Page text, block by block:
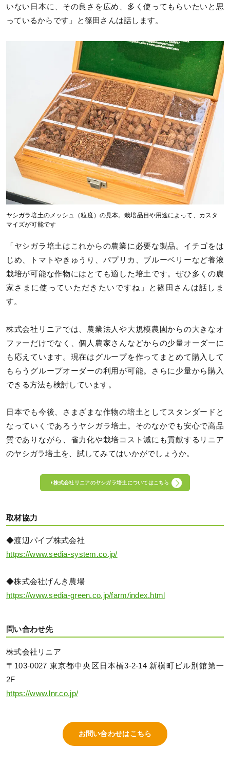
いない日本に、その良さを広め、多く使ってもらいたいと思
っているからです」と篠田さんは話します。
ヤシガラ培土のメッシュ（粒度）の見本。栽培品目や用途によって、カスタ
マイズが可能です
「ヤシガラ培土はこれからの農業に必要な製品。イチゴをは
じめ、トマトやきゅうり、パプリカ、ブルーベリーなど養液
栽培が可能な作物にはとても適した培土です。ぜひ多くの農
家さまに使っていただきたいですね」と篠田さんは話しま
す。
株式会社リニアでは、農業法人や大規模農園からの大きなオ
ファーだけでなく、個人農家さんなどからの少量オーダーに
も応えています。現在はグループを作ってまとめて購入して
もらうグループオーダーの利用が可能。さらに少量から購入
できる方法も検討しています。
日本でも今後、さまざまな作物の培土としてスタンダードと
なっていくであろうヤシガラ培土。そのなかでも安心で高品
質でありながら、省力化や栽培コスト減にも貢献するリニア
のヤシガラ培土を、試してみてはいかがでしょうか。
株式会社リニアのヤシガラ培土についてはこちら
取材協力
◆渡辺パイプ株式会社
https://www.sedia-system.co.jp/
◆株式会社げんき農場
https://www.sedia-green.co.jp/farm/index.html
問い合わせ先
株式会社リニア
〒103-0027 東京都中央区日本橋3-2-14 新槇町ビル別館第一
2F
https://www.lnr.co.jp/
お問い合わせはこちら